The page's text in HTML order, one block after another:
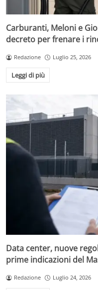
Carburanti, Meloni e
decreto per frenare i
Redazione Luglio 25, 2026
Leggi di più
Data center, nuove
prime indicazioni del
Redazione Luglio 24, 2026